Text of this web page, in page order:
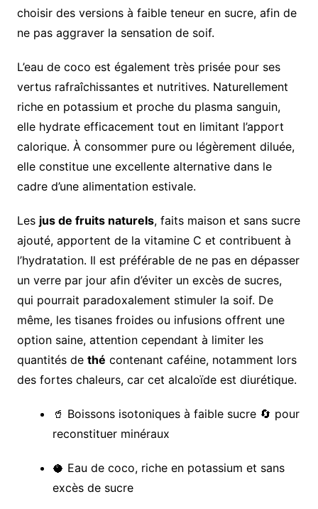
choisir des versions à faible teneur en sucre, afin de
ne pas aggraver la sensation de soif.
L’eau de coco est également très prisée pour ses
vertus rafraîchissantes et nutritives. Naturellement
riche en potassium et proche du plasma sanguin,
elle hydrate efficacement tout en limitant l’apport
calorique. À consommer pure ou légèrement diluée,
elle constitue une excellente alternative dans le
cadre d’une alimentation estivale.
Les jus de fruits naturels, faits maison et sans sucre
ajouté, apportent de la vitamine C et contribuent à
l’hydratation. Il est préférable de ne pas en dépasser
un verre par jour afin d’éviter un excès de sucres,
qui pourrait paradoxalement stimuler la soif. De
même, les tisanes froides ou infusions offrent une
option saine, attention cependant à limiter les
quantités de thé contenant caféine, notamment lors
des fortes chaleurs, car cet alcaloïde est diurétique.
🥤 Boissons isotoniques à faible sucre 🔄 pour
reconstituer minéraux
🥥 Eau de coco, riche en potassium et sans
excès de sucre